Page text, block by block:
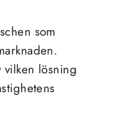
som
vilken lösning